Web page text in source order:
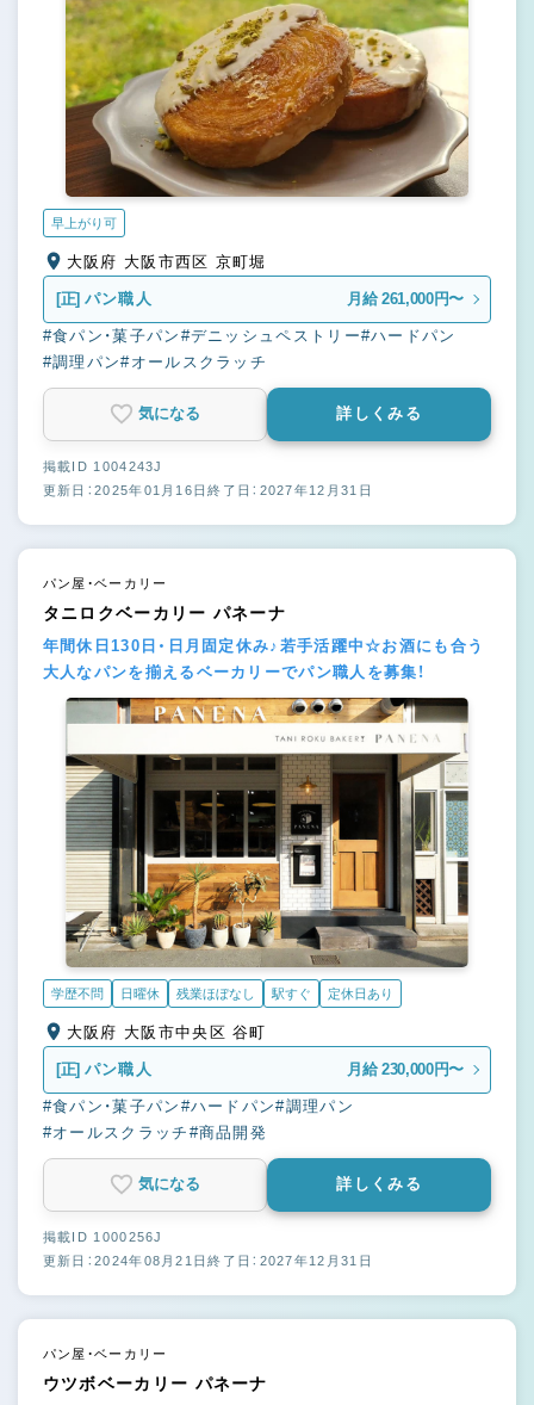
早上がり可
大阪府 大阪市西区 京町堀
[正] パン職人 月給 261,000円〜
#食パン・菓子パン #デニッシュペストリー#ハードパン
#調理パン#オールスクラッチ
気になる 詳しくみる
掲載ID 1004243J
更新日：2025年01月16日終了日：2027年12月31日
パン屋・ベーカリー
タニロクベーカリー パネーナ
年間休日130日・日月固定休み♪若手活躍中☆お酒にも合う
大人なパンを揃えるベーカリーでパン職人を募集！
学歴不問 日曜休 残業ほぼなし 駅すぐ 定休日あり
大阪府 大阪市中央区 谷町
[正] パン職人 月給 230,000円〜
#食パン・菓子パン #ハードパン#調理パン
#オールスクラッチ #商品開発
気になる 詳しくみる
掲載ID 1000256J
更新日：2024年08月21日終了日：2027年12月31日
パン屋・ベーカリー
ウツボベーカリー パネーナ